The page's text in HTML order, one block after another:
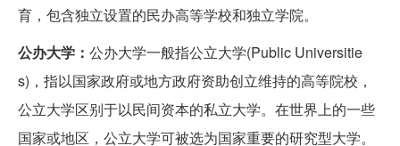
育，包含独立设置的民办高等学校和独立学院。
公办大学： 公办大学一般指公立大学(Public Universitie
s)，指以国家政府或地方政府资助创立维持的高等院校，
公立大学区别于以民间资本的私立大学。在世界上的一些
国家或地区，公立大学可被选为国家重要的研究型大学。